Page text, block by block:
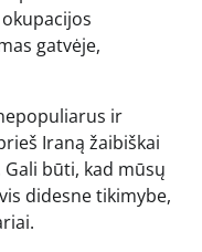
gatvėje,
ir
Iraną žaibiškai
būti, kad mūsų
didesne tikimybe,